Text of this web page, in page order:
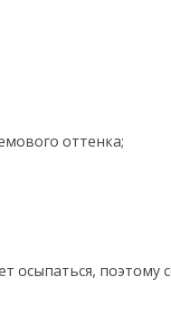
оттенка;
осыпаться, поэтому